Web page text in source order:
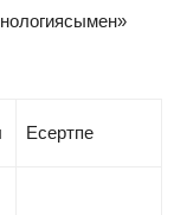
Есертпе